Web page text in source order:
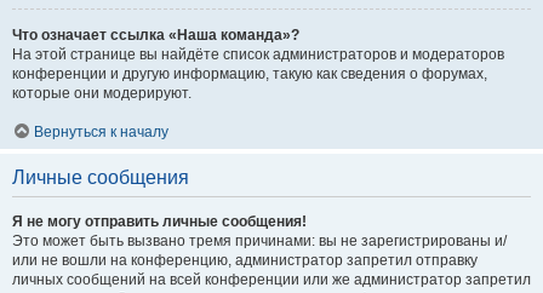
Что означает ссылка «Наша команда»?
На этой странице вы найдёте список администраторов и модераторов
конференции и другую информацию, такую как сведения о форумах,
которые они модерируют.
Вернуться к началу
Личные сообщения
Я не могу отправить личные сообщения!
Это может быть вызвано тремя причинами: вы не зарегистрированы и/
или не вошли на конференцию, администратор запретил отправку
личных сообщений на всей конференции или же администратор запретил